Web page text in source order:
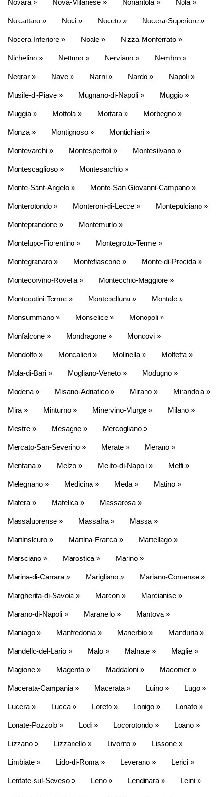
Novara » Nova-Milanese » Nonantola » Nola »
Noicattaro » Noci » Noceto » Nocera-Superiore »
Nocera-Inferiore » Noale » Nizza-Monferrato »
Nichelino » Nettuno » Nerviano » Nembro »
Negrar » Nave » Narni » Nardo » Napoli »
Musile-di-Piave » Mugnano-di-Napoli » Muggio »
Muggia » Mottola » Mortara » Morbegno »
Monza » Montignoso » Montichiari »
Montevarchi » Montespertoli » Montesilvano »
Montescaglioso » Montesarchio »
Monte-Sant-Angelo » Monte-San-Giovanni-Campano »
Monterotondo » Monteroni-di-Lecce » Montepulciano »
Monteprandone » Montemurlo »
Montelupo-Fiorentino » Montegrotto-Terme »
Montegranaro » Montefiascone » Monte-di-Procida »
Montecorvino-Rovella » Montecchio-Maggiore »
Montecatini-Terme » Montebelluna » Montale »
Monsummano » Monselice » Monopoli »
Monfalcone » Mondragone » Mondovi »
Mondolfo » Moncalieri » Molinella » Molfetta »
Mola-di-Bari » Mogliano-Veneto » Modugno »
Modena » Misano-Adriatico » Mirano » Mirandola »
Mira » Minturno » Minervino-Murge » Milano »
Mestre » Mesagne » Mercogliano »
Mercato-San-Severino » Merate » Merano »
Mentana » Melzo » Melito-di-Napoli » Melfi »
Melegnano » Medicina » Meda » Matino »
Matera » Matelica » Massarosa »
Massalubrense » Massafra » Massa »
Martinsicuro » Martina-Franca » Martellago »
Marsciano » Marostica » Marino »
Marina-di-Carrara » Marigliano » Mariano-Comense »
Margherita-di-Savoia » Marcon » Marcianise »
Marano-di-Napoli » Maranello » Mantova »
Maniago » Manfredonia » Manerbio » Manduria »
Mandello-del-Lario » Malo » Malnate » Maglie »
Magione » Magenta » Maddaloni » Macomer »
Macerata-Campania » Macerata » Luino » Lugo »
Lucera » Lucca » Loreto » Lonigo » Lonato »
Lonate-Pozzolo » Lodi » Locorotondo » Loano »
Lizzano » Lizzanello » Livorno » Lissone »
Limbiate » Lido-di-Roma » Leverano » Lerici »
Lentate-sul-Seveso » Leno » Lendinara » Leini »